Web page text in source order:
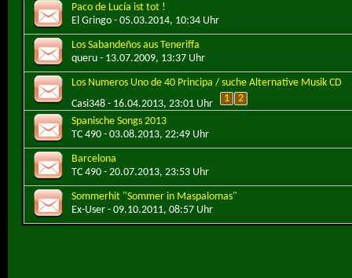
Paco de Lucía ist tot !
El Gringo - 05.03.2014, 10:34 Uhr
Los Sabandeños aus Teneriffa
queru - 13.07.2009, 13:37 Uhr
Los Numeros Uno de 40 Principa / suche Alternative Musik CD
Casi348 - 16.04.2013, 23:01 Uhr 1
2
Spanische Songs 2013
TC 490 - 03.08.2013, 22:49 Uhr
Barcelona
TC 490 - 20.07.2013, 23:53 Uhr
Sommerhit "Sommer in Maspalomas"
Ex-User - 09.10.2011, 08:57 Uhr